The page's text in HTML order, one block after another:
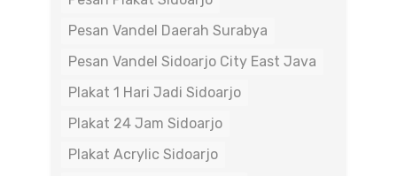
Pesan Vandel Daerah Surabya
Pesan Vandel Sidoarjo City East Java
Plakat 1 Hari Jadi Sidoarjo
Plakat 24 Jam Sidoarjo
Plakat Acrylic Sidoarjo